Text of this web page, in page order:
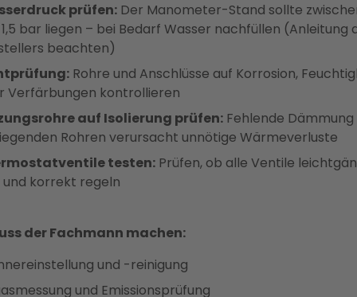
prüfen: Der Manometer-Stand sollte
bar liegen – bei Bedarf Wasser nachfüllen (Anleitung
beachten)
Rohre und Anschlüsse auf Korrosion,
Verfärbungen kontrollieren
auf Isolierung prüfen: Fehlende Dämmung
Rohren verursacht unnötige Wärmeverluste
testen: Prüfen, ob alle Ventile
und korrekt regeln
der Fachmann machen:
und -reinigung
und Emissionsprüfung